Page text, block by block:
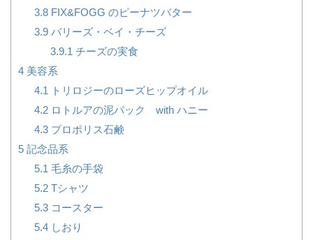
3.8FIX&FOGG のピーナツバター
3.9バリーズ・ベイ・チーズ
3.9.1 チーズの実食
4 美容系
4.1
トリロジーのローズヒップオイル
4.2ロトルアの泥パック with ハニー
4.3プロポリス石鹸
5 記念品系
5.1 毛糸の手袋
5.2Tシャツ
5.3コースター
5.4しおり